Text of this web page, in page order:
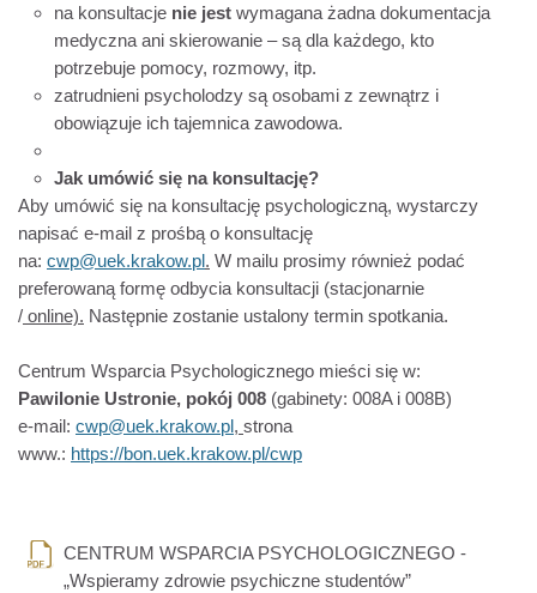
na konsultacje nie jest wymagana żadna dokumentacja
medyczna ani skierowanie – są dla każdego, kto
potrzebuje pomocy, rozmowy, itp.
zatrudnieni psycholodzy są osobami z zewnątrz i
obowiązuje ich tajemnica zawodowa.
Jak umówić się na konsultację?
Aby umówić się na konsultację psychologiczną, wystarczy
napisać e-mail z prośbą o konsultację
na: cwp@uek.krakow.pl. W mailu prosimy również podać
preferowaną formę odbycia konsultacji (stacjonarnie
/ online). Następnie zostanie ustalony termin spotkania.
Centrum Wsparcia Psychologicznego mieści się w:
Pawilonie Ustronie, pokój 008 (gabinety: 008A i 008B)
e-mail: cwp@uek.krakow.pl, strona
www.: https://bon.uek.krakow.pl/cwp
CENTRUM WSPARCIA PSYCHOLOGICZNEGO -
„Wspieramy zdrowie psychiczne studentów”